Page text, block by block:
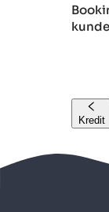
Kredit